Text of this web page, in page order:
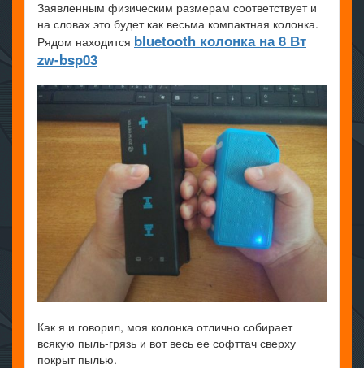
Заявленным физическим размерам соответствует и
на словах это будет как весьма компактная колонка.
Рядом находится bluetooth колонка на 8 Вт
zw-bsp03
Как я и говорил, моя колонка отлично собирает
всякую пыль-грязь и вот весь ее софттач сверху
покрыт пылью.